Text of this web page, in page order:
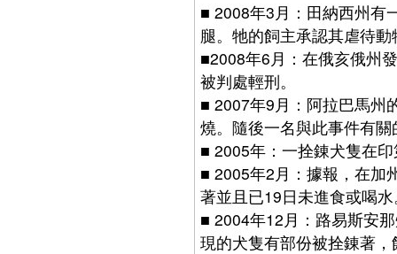
■ 2008年3月：田納西州有
腿。牠的飼主承認其虐待動
■2008年6月：在俄亥俄州
被判處輕刑。
■ 2007年9月：阿拉巴馬州
燒。隨後一名與此事件有
■ 2005年：一拴錬犬隻在
■ 2005年2月：據報，在加
著並且已19日未進食或喝
■ 2004年12月：路易斯安
現的犬隻有部份被拴錬著